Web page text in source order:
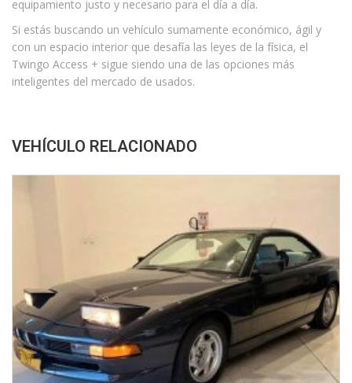
equipamiento justo y necesario para el día a día.
Si estás buscando un vehículo sumamente económico, ágil y
con un espacio interior que desafía las leyes de la física, el
Twingo Access + sigue siendo una de las opciones más
inteligentes del mercado de usados.
VEHÍCULO RELACIONADO